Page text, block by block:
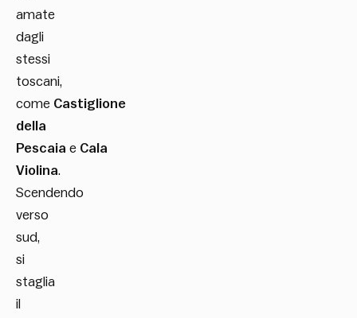
amate
dagli
stessi
toscani,
come Castiglione
della
Pescaia e Cala
Violina.
Scendendo
verso
sud,
si
staglia
il